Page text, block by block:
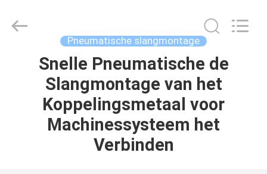
PRODUCTEN
Pneumatische slangmontage
Snelle Pneumatische de
Slangmontage van het
Koppelingsmetaal voor
Machinessysteem het
Verbinden